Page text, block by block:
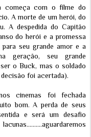
começa com o filme do
A morte de um herói, do
A despedida do Capitão
do herói e a promessa
seu grande amor e a
geração, seu grande
o Buck, mas o soldado
foi acertada).
cinemas foi fechada
bom. A perda de seus
e será um desafio